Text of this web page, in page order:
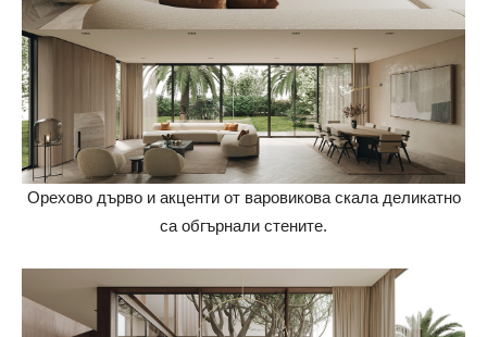
Орехово дърво и акценти от варовикова скала деликатно
са обгърнали стените.